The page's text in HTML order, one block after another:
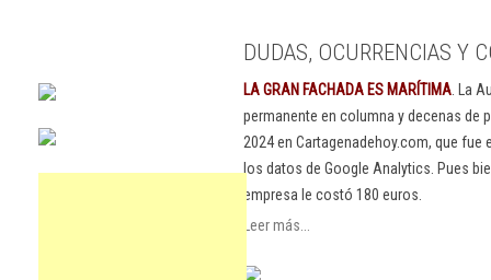
DUDAS, OCURRENCIAS Y
LA GRAN FACHADA ES MARÍTIMA . La
permanente en columna y decenas
2024 en Cartagenadehoy.com, que
los datos de Google Analytics. Pues
empresa le costó 180 euros.
Leer más...